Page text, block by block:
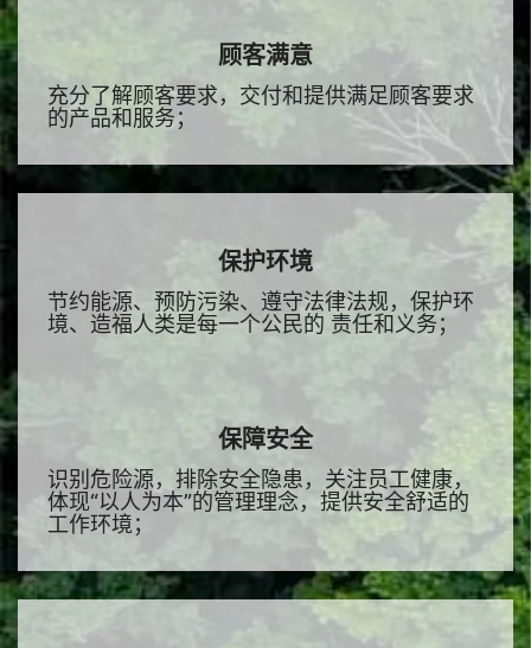
顾客满意
充分了解顾客要求，交付和提供满足顾客要求
的产品和服务；
保护环境
节约能源、预防污染、遵守法律法规，保护环
境、造福人类是每一个公民的 责任和义务；
保障安全
识别危险源，排除安全隐患，关注员工健康，
体现“以人为本”的管理理念，提供安全舒适的
工作环境；